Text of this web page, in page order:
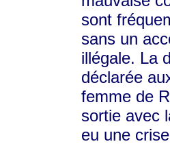
sont
sans un
illégale. La
déclarée
femme de
sortie avec
eu une